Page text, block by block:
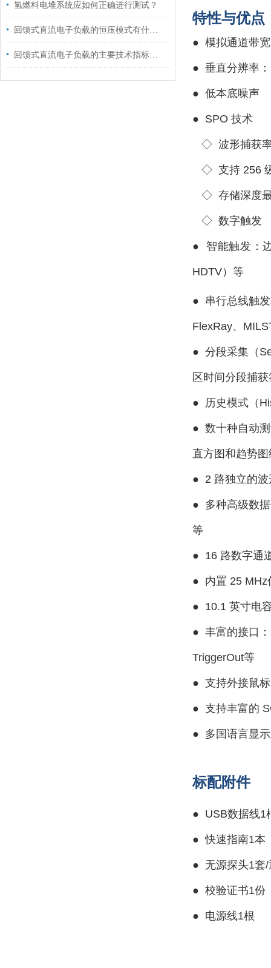
氢燃料电堆系统应如何正确进行测试？
回馈式直流电子负载的恒压模式有什么用途?
回馈式直流电子负载的主要技术指标说明
特性与优点
● 模拟通道带
● 垂直分辨率
● 低本底噪声
● SPO 技术
◇ 波形捕获
◇ 支持 256
◇ 存储深度
◇ 数字触发
● 智能触发：
HDTV）等
● 串行总线触
FlexRay、
● 分段采集（
区时间分段捕
● 历史模式（
● 数十种自动
直方图和趋势
● 2 路独立的
● 多种高级数
等
● 16 路数字通
● 内置 25
● 10.1 英寸电
● 丰富的接口
TriggerOut等
● 支持外接鼠
● 支持丰富的
● 多国语言显
标配附件
● USB数据线1
●快速指南1本
● 无源探头1套
● 校验证书1份
● 电源线1根